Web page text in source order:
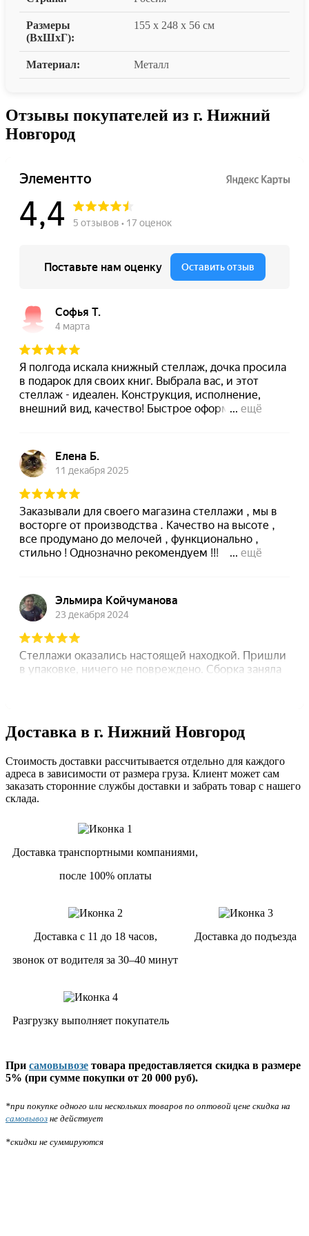
Размеры
(ВxШxГ):
155 x 248 x 56 см
Материал: Металл
Отзывы покупателей из г. Нижний
Новгород
Доставка в г. Нижний Новгород
Стоимость доставки рассчитывается отдельно для каждого
адреса в зависимости от размера груза. Клиент может сам
заказать сторонние службы доставки и забрать товар с нашего
склада.
Доставка транспортными компаниями,
после 100% оплаты
Доставка с 11 до 18 часов,
звонок от водителя за 30–40 минут
Доставка до подъезда
Разгрузку выполняет покупатель
При самовывозе товара предоставляется скидка в размере
5% (при сумме покупки от 20 000 руб).
*при покупке одного или нескольких товаров по оптовой цене скидка на
самовывоз не действует
*скидки не суммируются